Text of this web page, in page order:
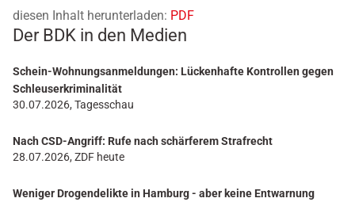
diesen Inhalt herunterladen: PDF
Der BDK in den Medien
Schein-Wohnungsanmeldungen: Lückenhafte Kontrollen gegen
Schleuserkriminalität
30.07.2026, Tagesschau
Nach CSD-Angriff: Rufe nach schärferem Strafrecht
28.07.2026, ZDF heute
Weniger Drogendelikte in Hamburg - aber keine Entwarnung